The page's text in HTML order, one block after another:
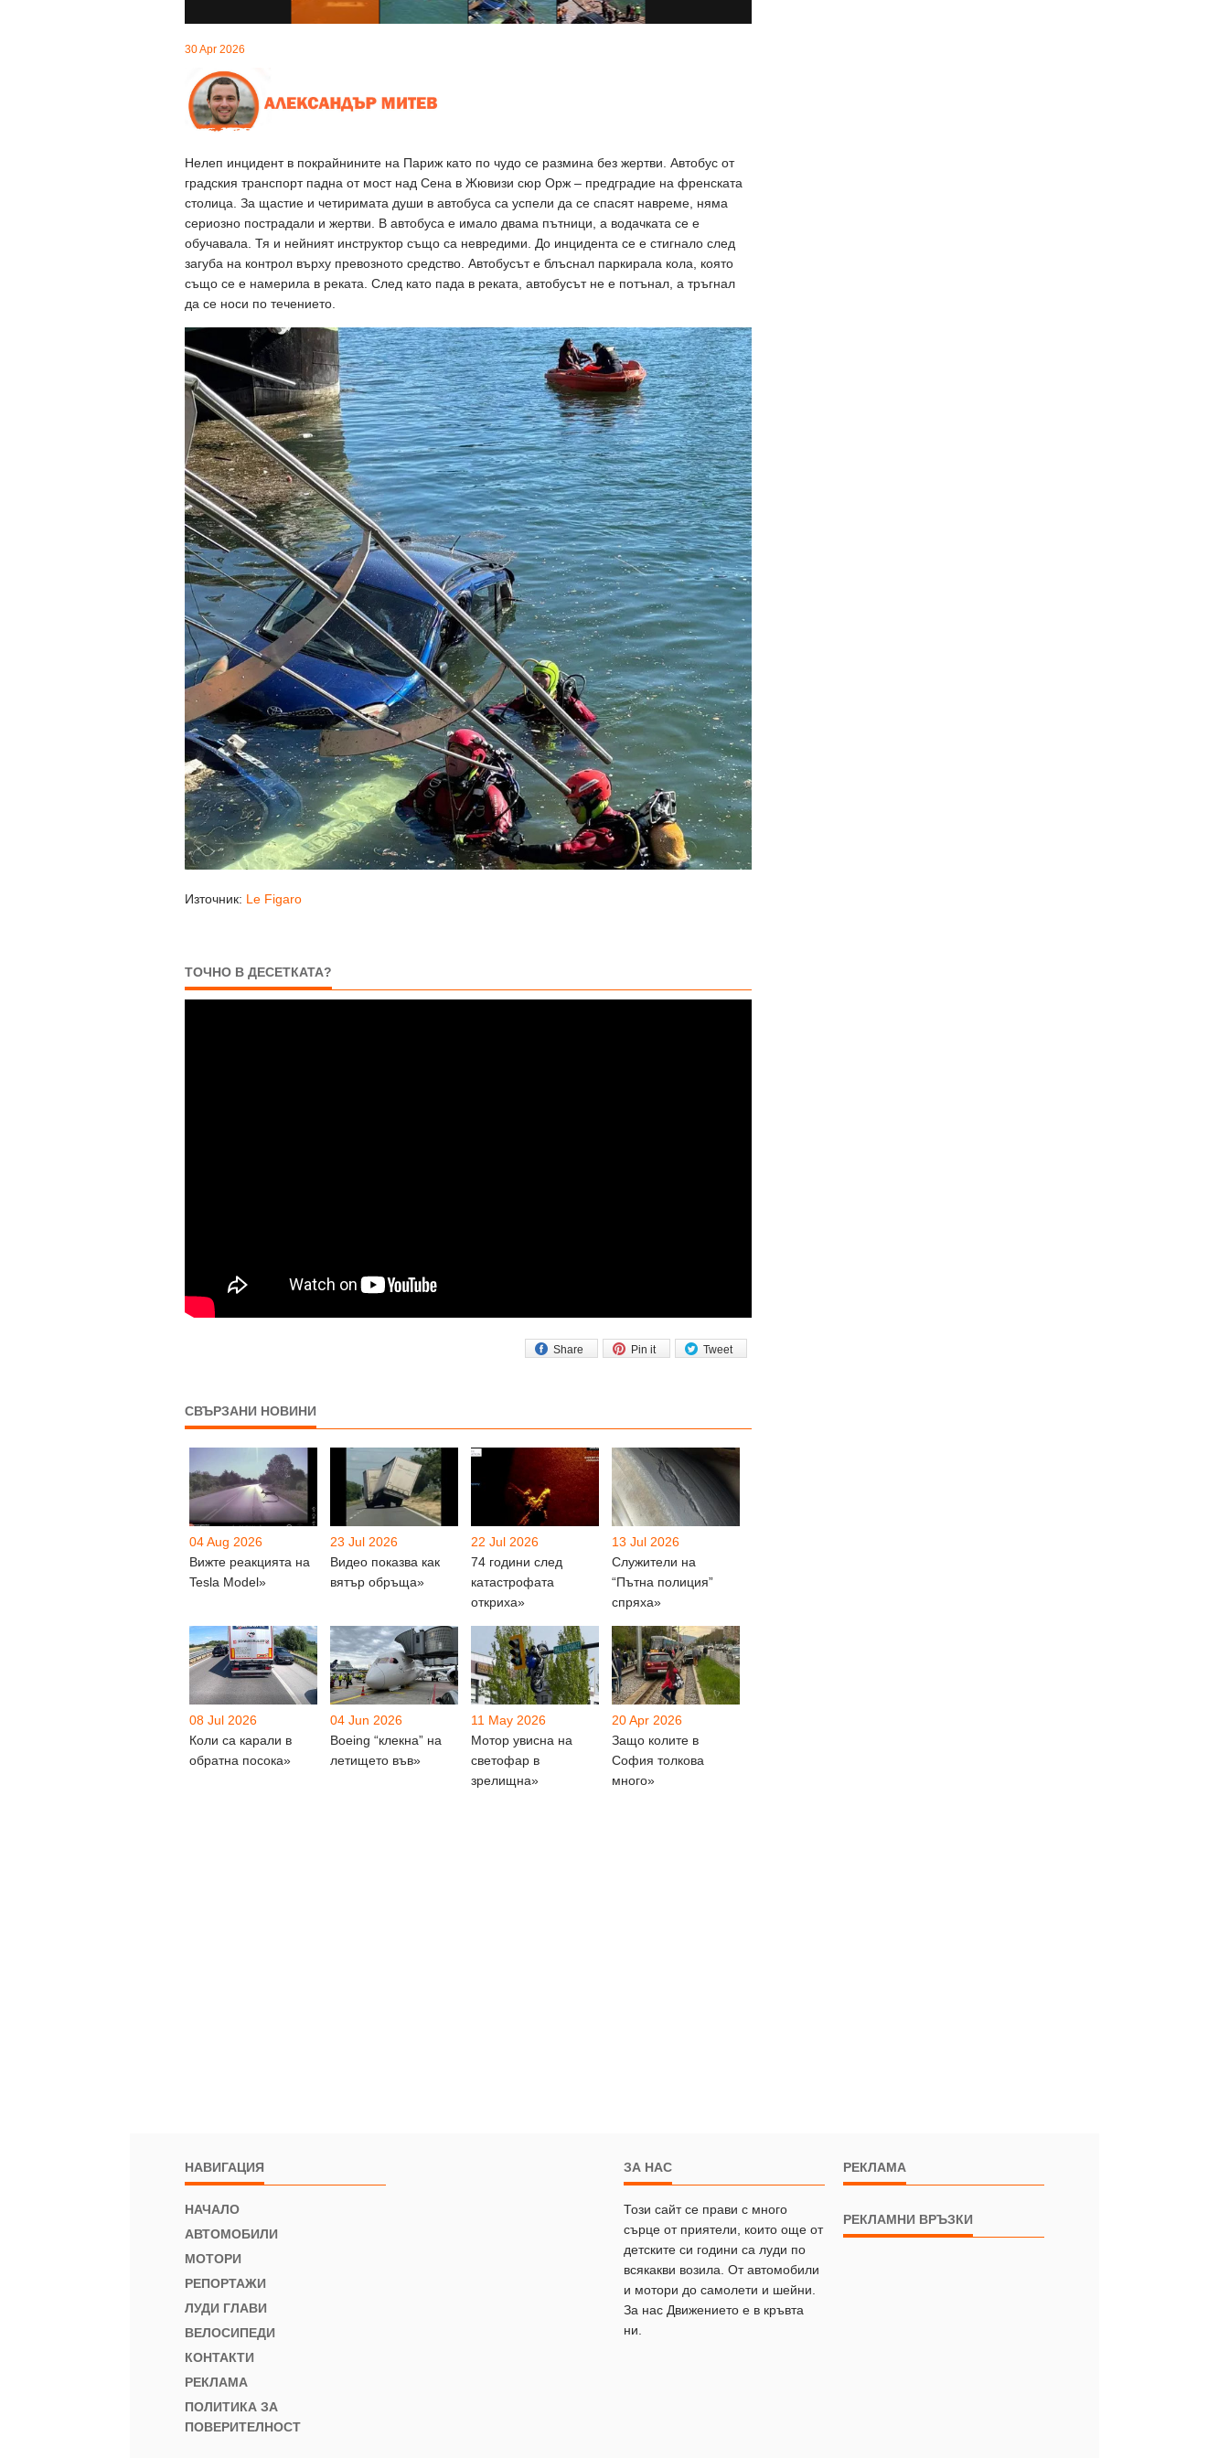
30 Apr 2026
Нелеп инцидент в покрайнините на Париж като по чудо се размина без жертви. Автобус от
градския транспорт падна от мост над Сена в Жювизи сюр Орж – предградие на френската
столица. За щастие и четиримата души в автобуса са успели да се спасят навреме, няма
сериозно пострадали и жертви. В автобуса е имало двама пътници, а водачката се е
обучавала. Тя и нейният инструктор също са невредими. До инцидента се е стигнало след
загуба на контрол върху превозното средство. Автобусът е блъснал паркирала кола, която
също се е намерила в реката. След като пада в реката, автобусът не е потънал, а тръгнал
да се носи по течението.
Източник: Le Figaro
ТОЧНО В ДЕСЕТКАТА?
Tweet
Pin it
Share
СВЪРЗАНИ НОВИНИ
04 Aug 2026
Вижте реакцията на
Tesla Model»
23 Jul 2026
Видео показва как
вятър обръща»
22 Jul 2026
74 години след
катастрофата
откриха»
13 Jul 2026
Служители на
“Пътна полиция”
спряха»
08 Jul 2026
Коли са карали в
обратна посока»
04 Jun 2026
Boeing “клекна” на
летището във»
11 May 2026
Мотор увисна на
светофар в
зрелищна»
20 Apr 2026
Защо колите в
София толкова
много»
НАВИГАЦИЯ
НАЧАЛО
АВТОМОБИЛИ
МОТОРИ
РЕПОРТАЖИ
ЛУДИ ГЛАВИ
ВЕЛОСИПЕДИ
КОНТАКТИ
РЕКЛАМА
ПОЛИТИКА ЗА
ПОВЕРИТЕЛНОСТ
ЗА НАС
Този сайт се прави с много
сърце от приятели, които още от
детските си години са луди по
всякакви возила. От автомобили
и мотори до самолети и шейни.
За нас Движението е в кръвта
ни.
РЕКЛАМА
РЕКЛАМНИ ВРЪЗКИ